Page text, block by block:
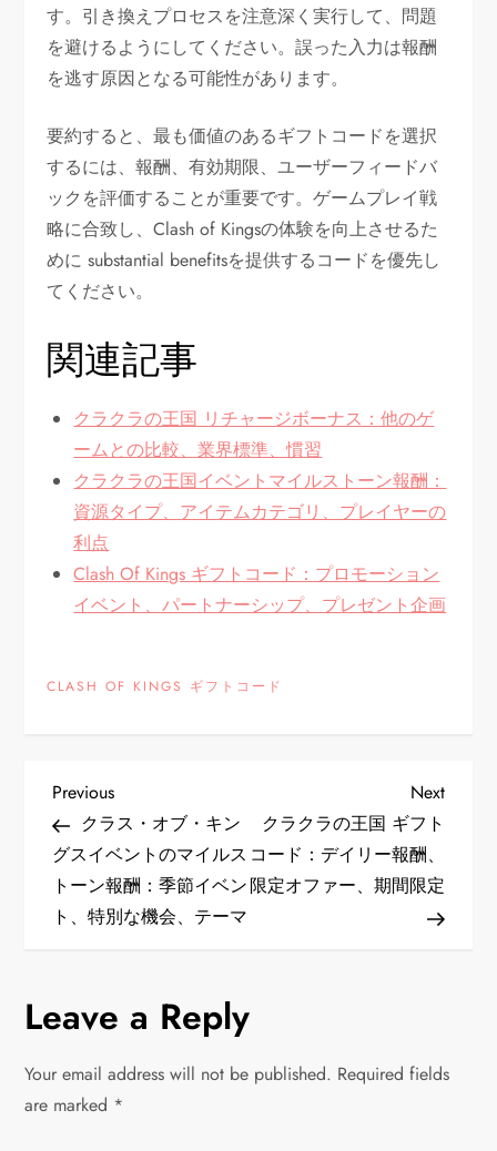
す。引き換えプロセスを注意深く実行して、問題
を避けるようにしてください。誤った入力は報酬
を逃す原因となる可能性があります。
要約すると、最も価値のあるギフトコードを選択
するには、報酬、有効期限、ユーザーフィードバ
ックを評価することが重要です。ゲームプレイ戦
略に合致し、Clash of Kingsの体験を向上させるた
めに substantial benefitsを提供するコードを優先し
てください。
関連記事
クラクラの王国 リチャージボーナス：他のゲ
ームとの比較、業界標準、慣習
クラクラの王国イベントマイルストーン報酬：
資源タイプ、アイテムカテゴリ、プレイヤーの
利点
Clash Of Kings ギフトコード：プロモーション
イベント、パートナーシップ、プレゼント企画
CLASH OF KINGS ギフトコード
P
o
s
n
a
v
Previous
Post
Previous
クラス・オブ・キン
グスイベントのマイルス
トーン報酬：季節イベン
ト、特別な機会、テーマ
Next
Next
クラクラの王国 ギフト
コード：デイリー報酬、
限定オファー、期間限定
Leave a Reply
Your email address will not be published. Required fields
are marked *